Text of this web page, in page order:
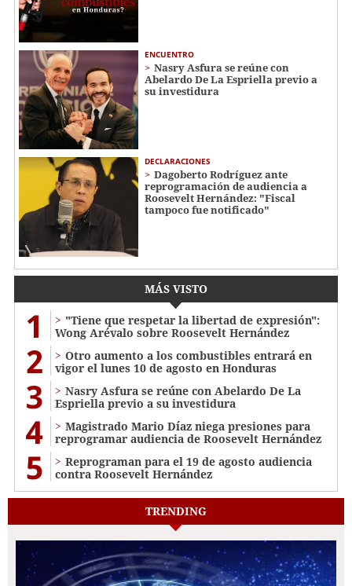
ENCUENTRO
Nasry Asfura se reúne con
Abelardo De La Espriella previo a
su investidura
DECLARACIONES
Dagoberto Rodríguez ante
reprogramación de audiencia a
Roosevelt Hernández: "Fiscal
tampoco fue notificado"
MÁS VISTO
1
"Tiene que respetar la libertad de expresión":
Wong Arévalo sobre Roosevelt Hernández
2
Otro aumento a los combustibles entrará en
vigor el lunes 10 de agosto en Honduras
3
Nasry Asfura se reúne con Abelardo De La
Espriella previo a su investidura
4
Magistrado Mario Díaz niega presiones para
reprogramar audiencia de Roosevelt Hernández
5
Reprograman para el 19 de agosto audiencia
contra Roosevelt Hernández
TRENDING